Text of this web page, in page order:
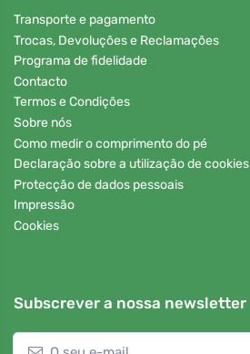
Transporte e pagamento
Trocas, Devoluções e Reclamações
Programa de fidelidade
Contacto
Termos e Condições
Sobre nós
Como medir o comprimento do pé
Declaração sobre a utilização de cookies
Protecção de dados pessoais
Impressão
Cookies
Subscrever a nossa newsletter